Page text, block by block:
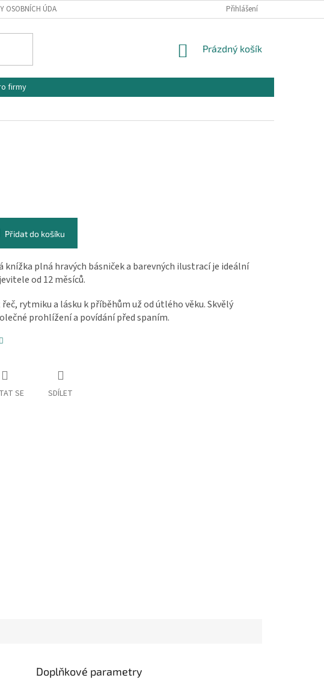
OSOBNÍCH ÚDAJŮ REKLAMAČNÍ PODMÍNKY
Přihlášení
NÁKUPNÍ
Prázdný košík
firmy
Přidat do košíku
knížka plná hravých básniček a barevných ilustrací je ideální
od 12 měsíců.
rytmiku a lásku k příběhům už od útlého věku. Skvělý
prohlížení a povídání před spaním.
SE SDÍLET
Doplňkové parametry